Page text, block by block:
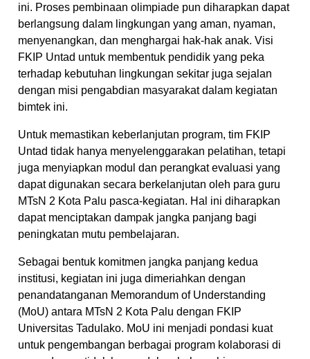
ini. Proses pembinaan olimpiade pun diharapkan dapat
berlangsung dalam lingkungan yang aman, nyaman,
menyenangkan, dan menghargai hak-hak anak. Visi
FKIP Untad untuk membentuk pendidik yang peka
terhadap kebutuhan lingkungan sekitar juga sejalan
dengan misi pengabdian masyarakat dalam kegiatan
bimtek ini.
Untuk memastikan keberlanjutan program, tim FKIP
Untad tidak hanya menyelenggarakan pelatihan, tetapi
juga menyiapkan modul dan perangkat evaluasi yang
dapat digunakan secara berkelanjutan oleh para guru
MTsN 2 Kota Palu pasca-kegiatan. Hal ini diharapkan
dapat menciptakan dampak jangka panjang bagi
peningkatan mutu pembelajaran.
Sebagai bentuk komitmen jangka panjang kedua
institusi, kegiatan ini juga dimeriahkan dengan
penandatanganan Memorandum of Understanding
(MoU) antara MTsN 2 Kota Palu dengan FKIP
Universitas Tadulako. MoU ini menjadi pondasi kuat
untuk pengembangan berbagai program kolaborasi di